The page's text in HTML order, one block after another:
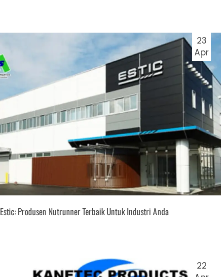
23
Apr
Estic: Produsen Nutrunner Terbaik Untuk Industri Anda
22